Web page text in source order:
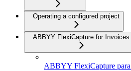
Operating a configured project
ABBYY FlexiCapture for Invoices
ABBYY FlexiCapture para